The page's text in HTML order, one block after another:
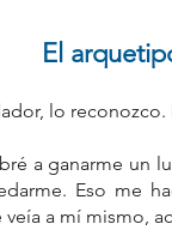
El
lo reconozco.
a ganarme un
Eso me
a mí mismo,